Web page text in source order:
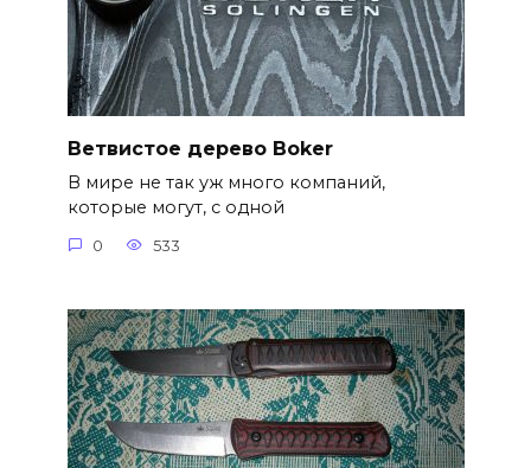
Ветвистое дерево Boker
В мире не так уж много компаний,
которые могут, с одной
0 533